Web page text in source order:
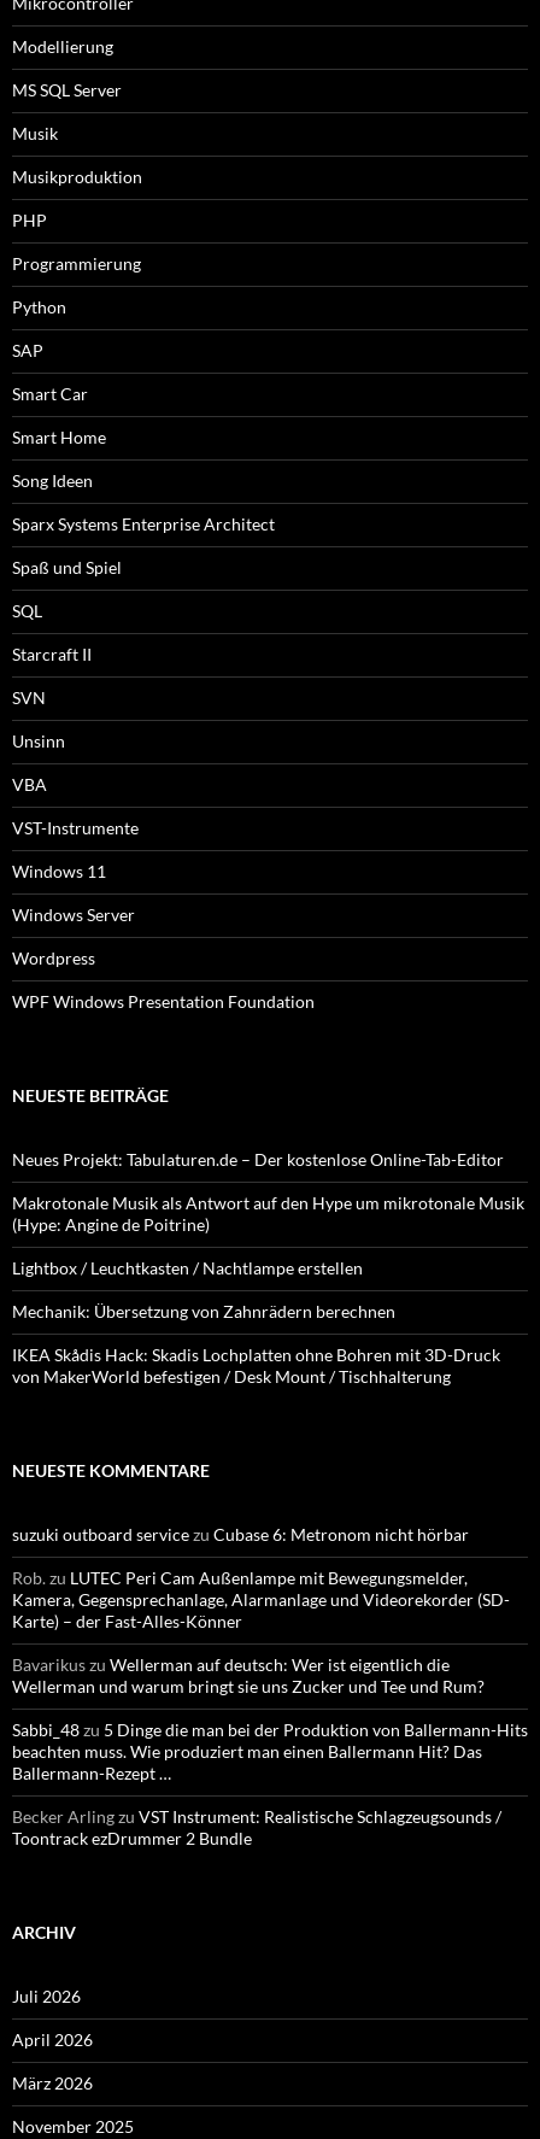
Modellierung
MS SQL Server
Musik
Musikproduktion
PHP
Programmierung
Python
SAP
Smart Car
Smart Home
Song Ideen
Sparx Systems Enterprise Architect
Spaß und Spiel
SQL
Starcraft II
SVN
Unsinn
VBA
VST-Instrumente
Windows 11
Windows Server
Wordpress
WPF Windows Presentation Foundation
NEUESTE BEITRÄGE
Neues Projekt: Tabulaturen.de – Der kostenlose Online-Tab-Editor
Makrotonale Musik als Antwort auf den Hype um mikrotonale Musik
(Hype: Angine de Poitrine)
Lightbox / Leuchtkasten / Nachtlampe erstellen
Mechanik: Übersetzung von Zahnrädern berechnen
IKEA Skådis Hack: Skadis Lochplatten ohne Bohren mit 3D-Druck
von MakerWorld befestigen / Desk Mount / Tischhalterung
NEUESTE KOMMENTARE
suzuki outboard servicezu Cubase 6: Metronom nicht hörbar
Rob.zu LUTEC Peri Cam Außenlampe mit Bewegungsmelder,
Kamera, Gegensprechanlage, Alarmanlage und Videorekorder (SD-
Karte) – der Fast-Alles-Könner
Bavarikuszu Wellerman auf deutsch: Wer ist eigentlich die
Wellerman und warum bringt sie uns Zucker und Tee und Rum?
Sabbi_48zu 5 Dinge die man bei der Produktion von Ballermann-Hits
beachten muss. Wie produziert man einen Ballermann Hit? Das
Ballermann-Rezept …
Becker Arlingzu VST Instrument: Realistische Schlagzeugsounds /
Toontrack ezDrummer 2 Bundle
ARCHIV
Juli 2026
April 2026
März 2026
November 2025